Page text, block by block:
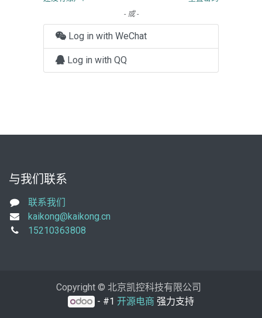
- 或 -
Log in with WeChat
Log in with QQ
与我们联系
联系我们
kaikong@kaikong.cn
15210363808
Copyright © 北京凯控科技有限公司
- #1开源电商 强力支持